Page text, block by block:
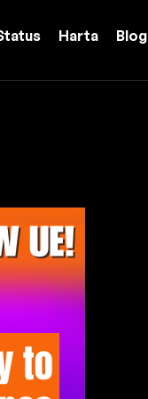
Harta Blog